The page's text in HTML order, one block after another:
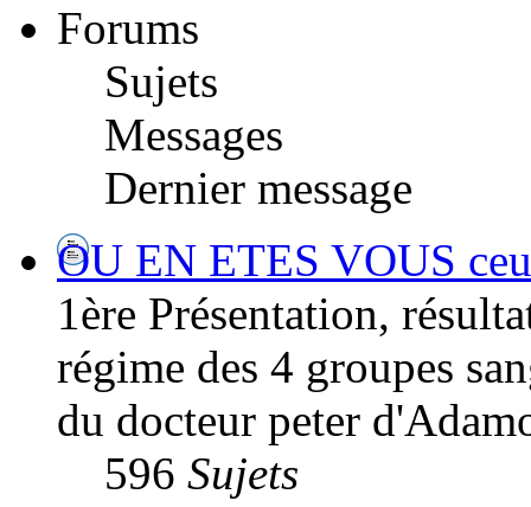
Forums
Sujets
Messages
Dernier message
OU EN ETES VOUS
1ère Présentation,
régime des 4 groupes
du docteur peter
596 Sujets